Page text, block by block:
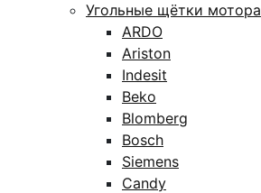
Угольные щётки мотора
ARDO
Ariston
Indesit
Beko
Blomberg
Bosch
Siemens
Candy